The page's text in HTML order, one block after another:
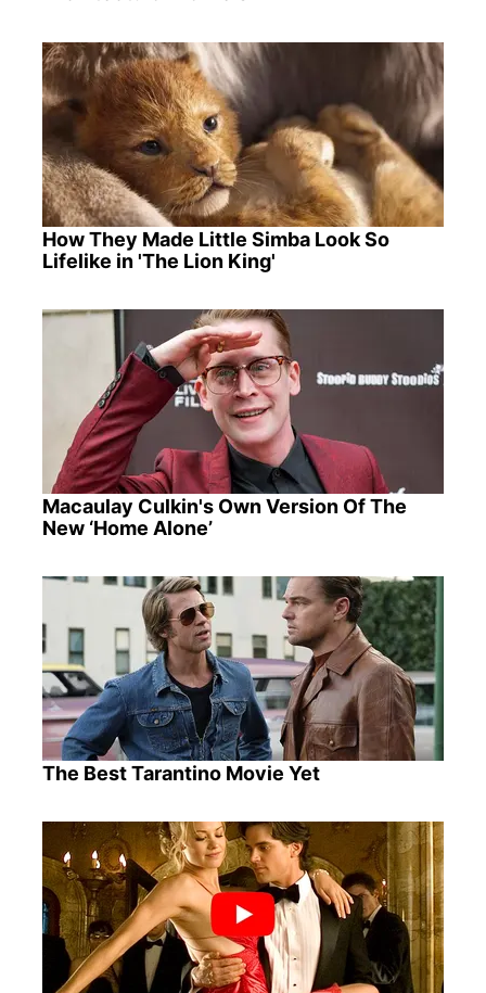
How They Made Little Simba Look So
Lifelike in 'The Lion King'
Macaulay Culkin's Own Version Of The
New ‘Home Alone’
The Best Tarantino Movie Yet